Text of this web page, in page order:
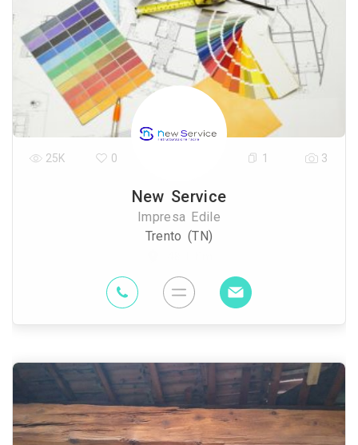
New Service
Impresa Edile
Trento (TN)
25K 0 1 3